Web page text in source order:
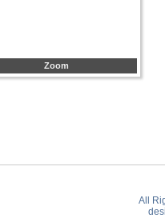
Zoom
All